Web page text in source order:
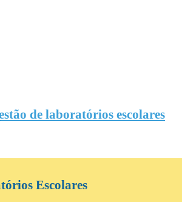
de laboratórios escolares
Escolares